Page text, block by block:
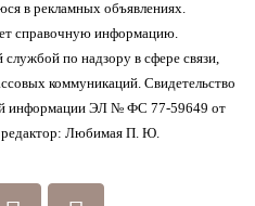
в рекламных объявлениях.
справочную информацию.
по надзору в сфере связи,
коммуникаций. Свидетельство
информации ЭЛ № ФС 77-59649 от
редактор: Любимая П. Ю.